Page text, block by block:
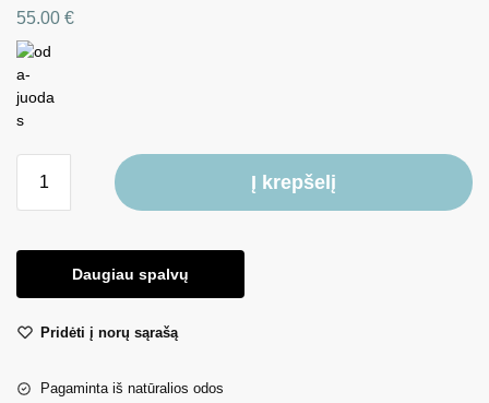
55.00 €
Į krepšelį
Daugiau spalvų
Pridėti į norų sąrašą
Pagaminta iš natūralios odos